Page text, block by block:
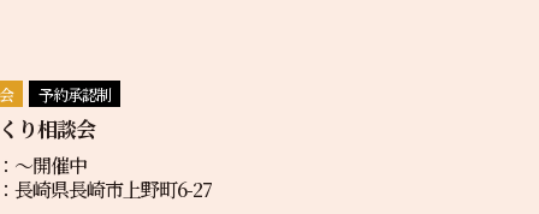
予約承認制
り相談会
〜開催中
長崎県長崎市上野町6-27